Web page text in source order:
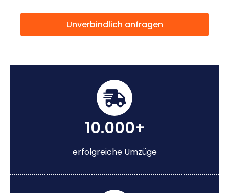
Unverbindlich anfragen
10.000+
erfolgreiche Umzüge